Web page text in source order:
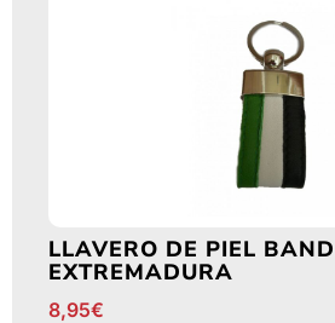
LLAVERO DE PIEL
EXTREMADURA
8,95€